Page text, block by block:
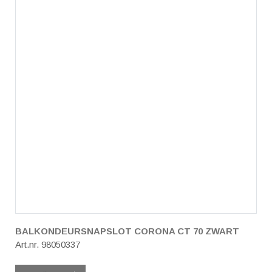
BALKONDEURSNAPSLOT CORONA CT 70 ZWART
Art.nr. 98050337